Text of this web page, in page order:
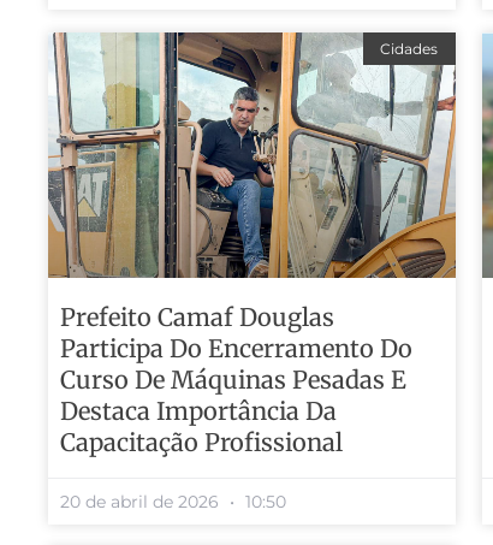
Cidades
Prefeito Camaf Douglas
Participa Do Encerramento Do
Curso De Máquinas Pesadas E
Destaca Importância Da
Capacitação Profissional
20 de abril de 2026 10:50